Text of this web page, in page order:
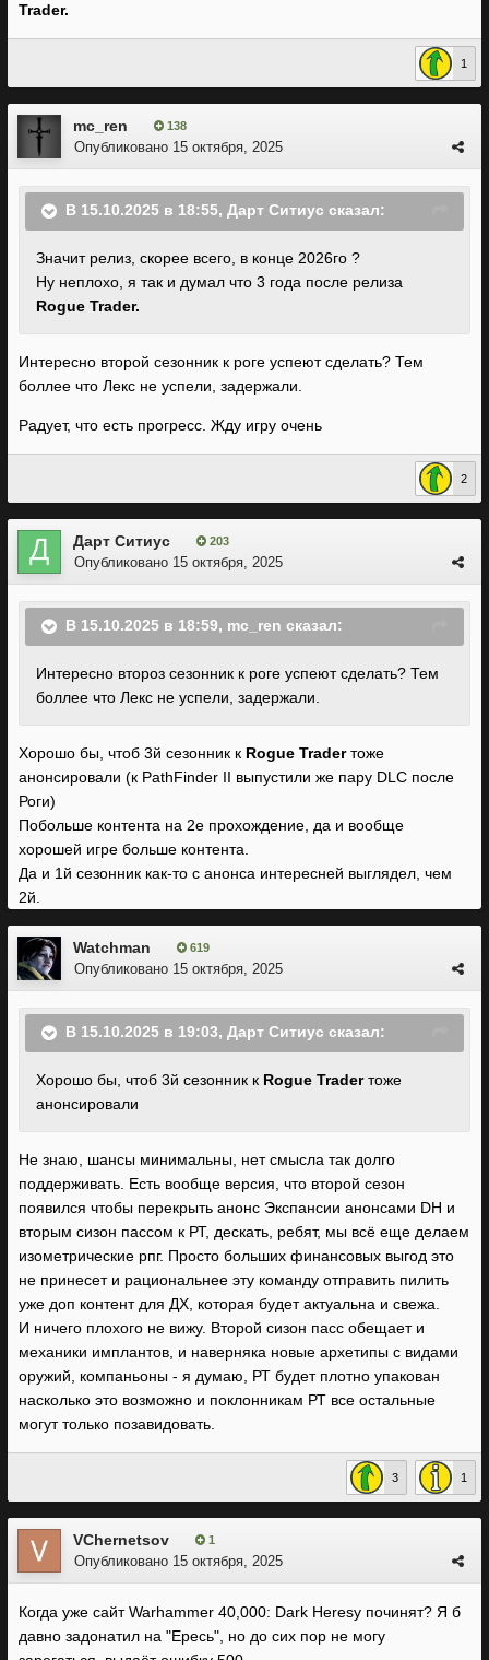
Trader.
1
mc_ren 138
Опубликовано 15 октября, 2025
В 15.10.2025 в 18:55, Дарт Ситиус сказал:
Значит релиз, скорее всего, в конце 2026го ?
Ну неплохо, я так и думал что 3 года после релиза
Rogue Trader.
Интересно второй сезонник к роге успеют сделать? Тем
боллее что Лекс не успели, задержали.
Радует, что есть прогресс. Жду игру очень
2
Дарт Ситиус 203
Опубликовано 15 октября, 2025
В 15.10.2025 в 18:59, mc_ren сказал:
Интересно второз сезонник к роге успеют сделать? Тем
боллее что Лекс не успели, задержали.
Хорошо бы, чтоб 3й сезонник к Rogue Traderтоже
анонсировали (к PathFinder II выпустили же пару DLC после
Роги)
Побольше контента на 2е прохождение, да и вообще
хорошей игре больше контента.
Да и 1й сезонник как-то с анонса интересней выглядел, чем
2й.
Watchman 619
Опубликовано 15 октября, 2025
В 15.10.2025 в 19:03, Дарт Ситиус сказал:
Хорошо бы, чтоб 3й сезонник к Rogue Traderтоже
анонсировали
Не знаю, шансы минимальны, нет смысла так долго
поддерживать. Есть вообще версия, что второй сезон
появился чтобы перекрыть анонс Экспансии анонсами DH и
вторым сизон пассом к РТ, дескать, ребят, мы всё еще делаем
изометрические рпг. Просто больших финансовых выгод это
не принесет и рациональнее эту команду отправить пилить
уже доп контент для ДХ, которая будет актуальна и свежа.
И ничего плохого не вижу. Второй сизон пасс обещает и
механики имплантов, и наверняка новые архетипы с видами
оружий, компаньоны - я думаю, РТ будет плотно упакован
насколько это возможно и поклонникам РТ все остальные
могут только позавидовать.
3 1
VChernetsov 1
Опубликовано 15 октября, 2025
Когда уже сайт Warhammer 40,000: Dark Heresy починят? Я б
давно задонатил на "Ересь", но до сих пор не могу